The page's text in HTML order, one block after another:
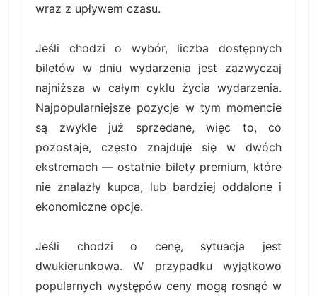
wraz z upływem czasu.
Jeśli chodzi o wybór, liczba dostępnych
biletów w dniu wydarzenia jest zazwyczaj
najniższa w całym cyklu życia wydarzenia.
Najpopularniejsze pozycje w tym momencie
są zwykle już sprzedane, więc to, co
pozostaje, często znajduje się w dwóch
ekstremach — ostatnie bilety premium, które
nie znalazły kupca, lub bardziej oddalone i
ekonomiczne opcje.
Jeśli chodzi o cenę, sytuacja jest
dwukierunkowa. W przypadku wyjątkowo
popularnych występów ceny mogą rosnąć w